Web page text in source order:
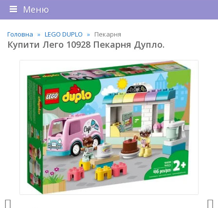
Меню
Головна LEGO DUPLO Пекарня
Купити Лего 10928 Пекарня Дупло.